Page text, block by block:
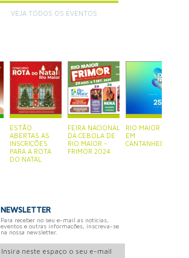
VEJA TODOS OS EVENTOS
ESTÃO
ABERTAS AS
INSCRIÇÕES
PARA A ROTA
DO NATAL
FEIRA NACIONAL
DA CEBOLA DE
RIO MAIOR -
FRIMOR 2024
RIO MAIOR ESTÁ
EM
CANTANHEDE
NEWSLETTER
Para receber no seu e-mail as notícias,
eventos e outras informações, inscreva-se
na nossa newsletter.